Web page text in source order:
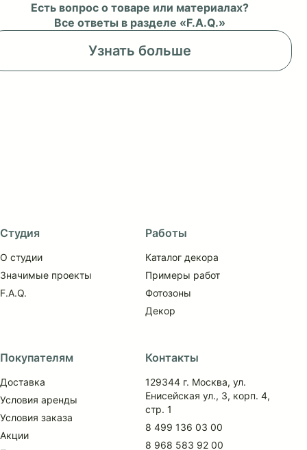
Есть вопрос о товаре или материалах?
Все ответы в разделе «F.A.Q.»
Узнать больше
Студия
О студии
Значимые проекты
F.A.Q.
Работы
Каталог декора
Примеры работ
Фотозоны
Декор
Покупателям
Доставка
Условия аренды
Условия заказа
Акции
Контакты
129344 г. Москва, ул.
Енисейская ул., 3, корп. 4,
стр. 1
8 499 136 03 00
8 968 583 92 00